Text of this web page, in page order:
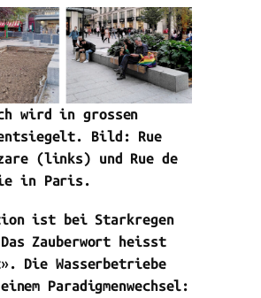
wird in grossen
Bild: Rue
(links) und Rue de
in Paris.
ist bei Starkregen
Zauberwort heisst
Die Wasserbetriebe
Paradigmenwechsel: